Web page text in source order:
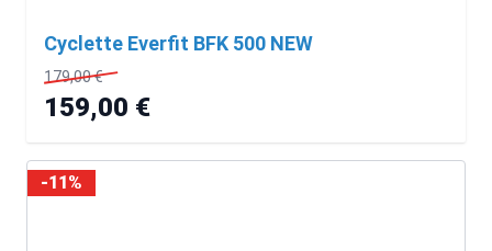
Cyclette Everfit BFK 500 NEW
179,00 €
159,00 €
-11%